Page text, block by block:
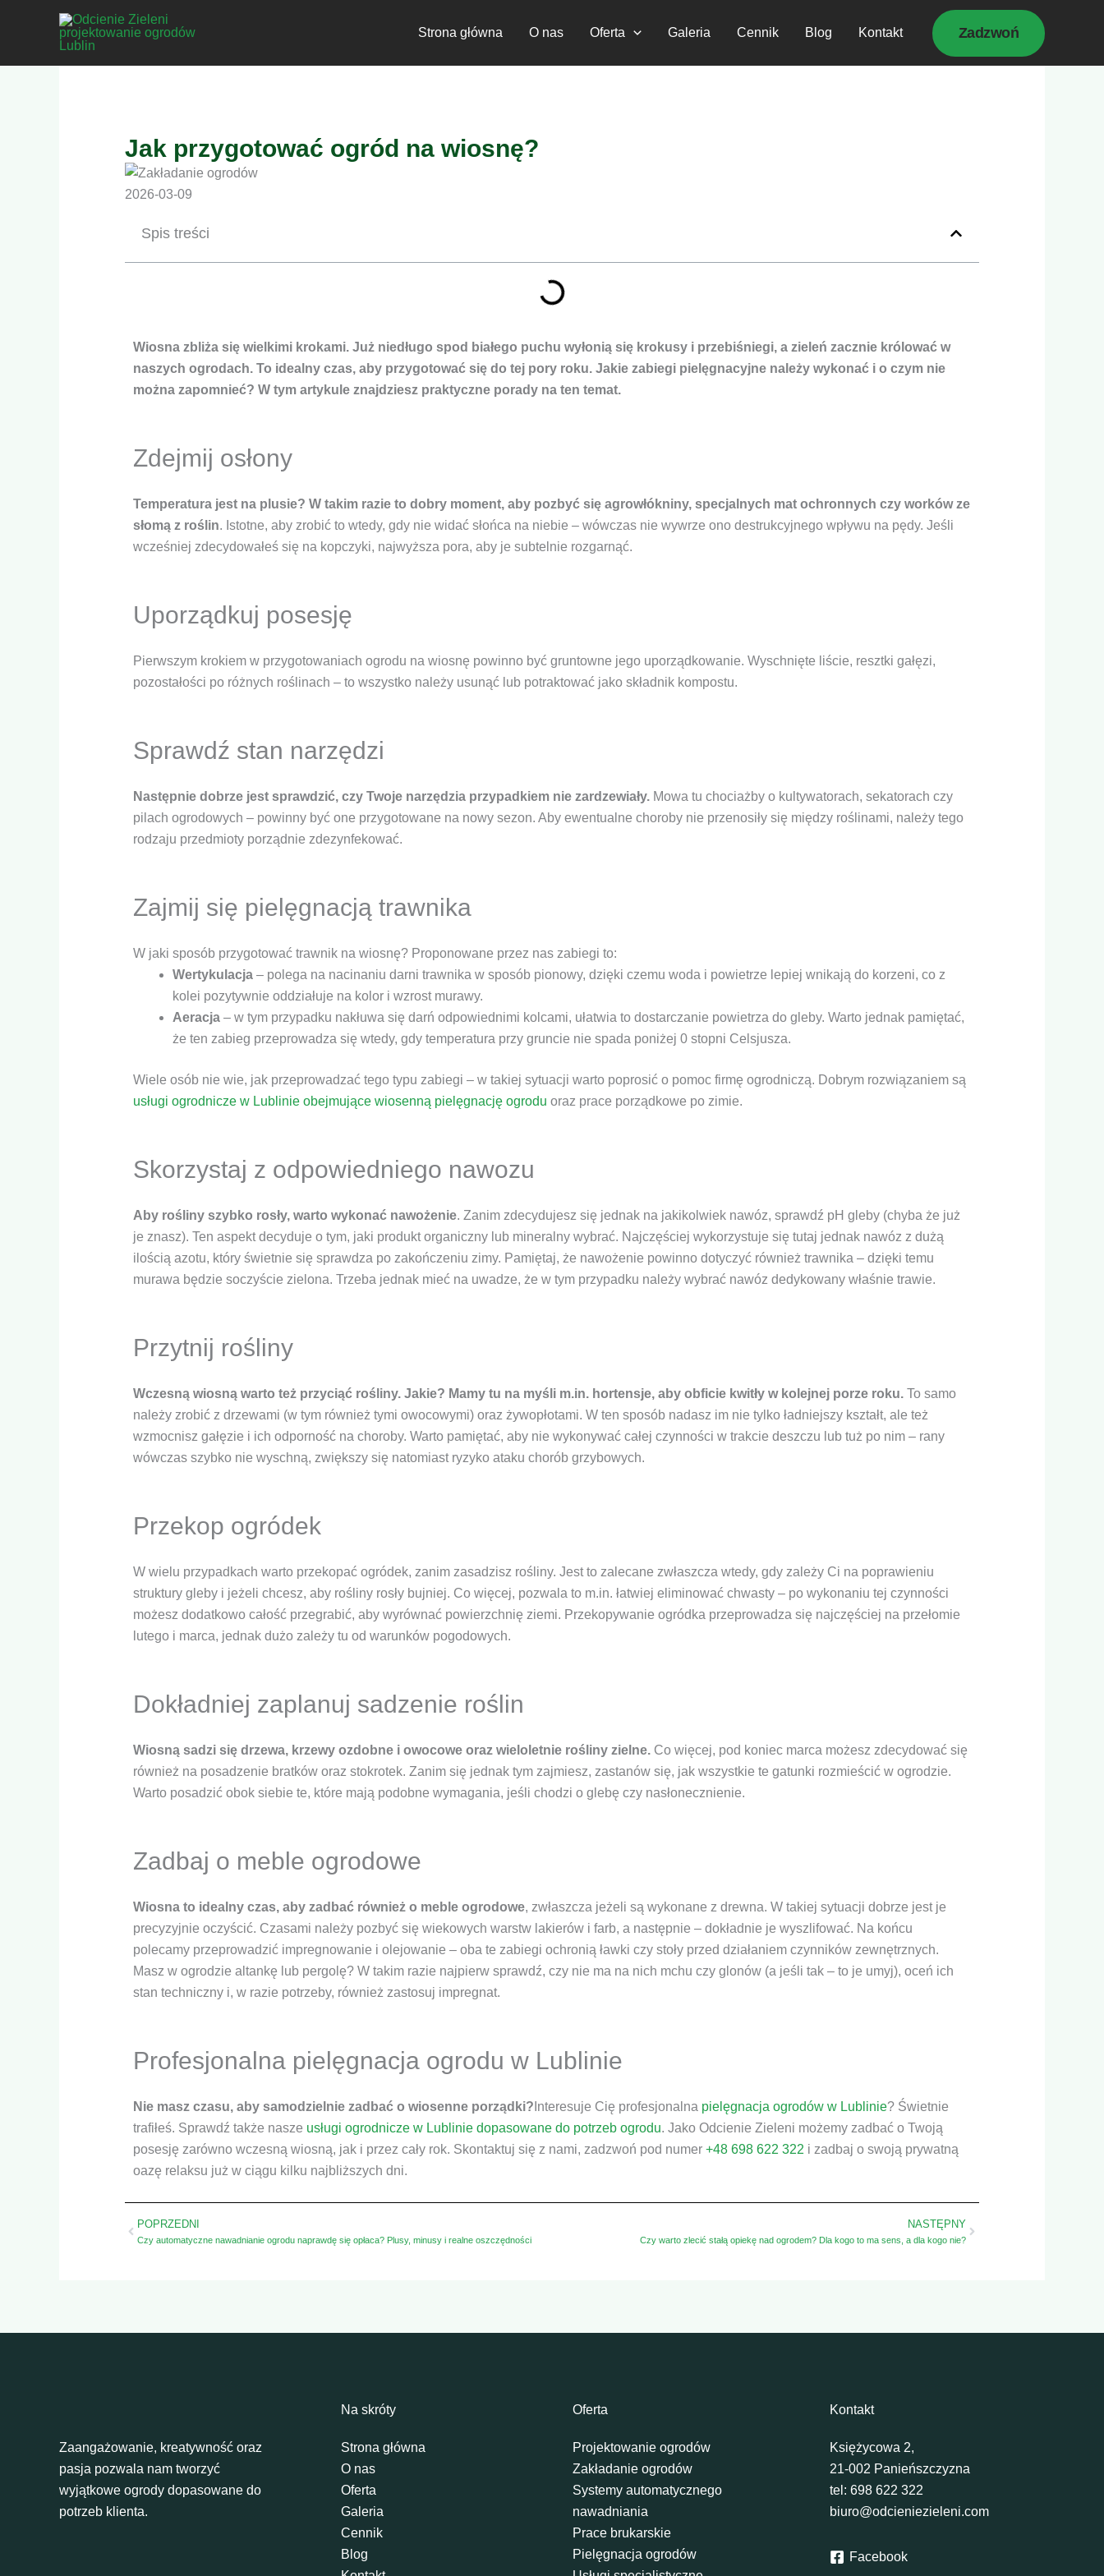
Strona główna O nas Oferta Galeria Cennik Blog Kontakt Zadzwoń
Jak przygotować ogród na wiosnę?
2026-03-09
Spis treści
Wiosna zbliża się wielkimi krokami. Już niedługo spod białego puchu wyłonią się krokusy i przebiśniegi, a zieleń zacznie królować w
naszych ogrodach. To idealny czas, aby przygotować się do tej pory roku. Jakie zabiegi pielęgnacyjne należy wykonać i o czym nie
można zapomnieć? W tym artykule znajdziesz praktyczne porady na ten temat.
Zdejmij osłony
Temperatura jest na plusie? W takim razie to dobry moment, aby pozbyć się agrowłókniny, specjalnych mat ochronnych czy worków ze
słomą z roślin. Istotne, aby zrobić to wtedy, gdy nie widać słońca na niebie – wówczas nie wywrze ono destrukcyjnego wpływu na pędy. Jeśli
wcześniej zdecydowałeś się na kopczyki, najwyższa pora, aby je subtelnie rozgarnąć.
Uporządkuj posesję
Pierwszym krokiem w przygotowaniach ogrodu na wiosnę powinno być gruntowne jego uporządkowanie. Wyschnięte liście, resztki gałęzi,
pozostałości po różnych roślinach – to wszystko należy usunąć lub potraktować jako składnik kompostu.
Sprawdź stan narzędzi
Następnie dobrze jest sprawdzić, czy Twoje narzędzia przypadkiem nie zardzewiały. Mowa tu chociażby o kultywatorach, sekatorach czy
pilach ogrodowych – powinny być one przygotowane na nowy sezon. Aby ewentualne choroby nie przenosiły się między roślinami, należy tego
rodzaju przedmioty porządnie zdezynfekować.
Zajmij się pielęgnacją trawnika
W jaki sposób przygotować trawnik na wiosnę? Proponowane przez nas zabiegi to:
Wertykulacja – polega na nacinaniu darni trawnika w sposób pionowy, dzięki czemu woda i powietrze lepiej wnikają do korzeni, co z
kolei pozytywnie oddziałuje na kolor i wzrost murawy.
Aeracja – w tym przypadku nakłuwa się darń odpowiednimi kolcami, ułatwia to dostarczanie powietrza do gleby. Warto jednak pamiętać,
że ten zabieg przeprowadza się wtedy, gdy temperatura przy gruncie nie spada poniżej 0 stopni Celsjusza.
Wiele osób nie wie, jak przeprowadzać tego typu zabiegi – w takiej sytuacji warto poprosić o pomoc firmę ogrodniczą. Dobrym rozwiązaniem są
usługi ogrodnicze w Lublinie obejmujące wiosenną pielęgnację ogrodu oraz prace porządkowe po zimie.
Skorzystaj z odpowiedniego nawozu
Aby rośliny szybko rosły, warto wykonać nawożenie. Zanim zdecydujesz się jednak na jakikolwiek nawóz, sprawdź pH gleby (chyba że już
je znasz). Ten aspekt decyduje o tym, jaki produkt organiczny lub mineralny wybrać. Najczęściej wykorzystuje się tutaj jednak nawóz z dużą
ilością azotu, który świetnie się sprawdza po zakończeniu zimy. Pamiętaj, że nawożenie powinno dotyczyć również trawnika – dzięki temu
murawa będzie soczyście zielona. Trzeba jednak mieć na uwadze, że w tym przypadku należy wybrać nawóz dedykowany właśnie trawie.
Przytnij rośliny
Wczesną wiosną warto też przyciąć rośliny. Jakie? Mamy tu na myśli m.in. hortensje, aby obficie kwitły w kolejnej porze roku. To samo
należy zrobić z drzewami (w tym również tymi owocowymi) oraz żywopłotami. W ten sposób nadasz im nie tylko ładniejszy kształt, ale też
wzmocnisz gałęzie i ich odporność na choroby. Warto pamiętać, aby nie wykonywać całej czynności w trakcie deszczu lub tuż po nim – rany
wówczas szybko nie wyschną, zwiększy się natomiast ryzyko ataku chorób grzybowych.
Przekop ogródek
W wielu przypadkach warto przekopać ogródek, zanim zasadzisz rośliny. Jest to zalecane zwłaszcza wtedy, gdy zależy Ci na poprawieniu
struktury gleby i jeżeli chcesz, aby rośliny rosły bujniej. Co więcej, pozwala to m.in. łatwiej eliminować chwasty – po wykonaniu tej czynności
możesz dodatkowo całość przegrabić, aby wyrównać powierzchnię ziemi. Przekopywanie ogródka przeprowadza się najczęściej na przełomie
lutego i marca, jednak dużo zależy tu od warunków pogodowych.
Dokładniej zaplanuj sadzenie roślin
Wiosną sadzi się drzewa, krzewy ozdobne i owocowe oraz wieloletnie rośliny zielne. Co więcej, pod koniec marca możesz zdecydować się
również na posadzenie bratków oraz stokrotek. Zanim się jednak tym zajmiesz, zastanów się, jak wszystkie te gatunki rozmieścić w ogrodzie.
Warto posadzić obok siebie te, które mają podobne wymagania, jeśli chodzi o glebę czy nasłonecznienie.
Zadbaj o meble ogrodowe
Wiosna to idealny czas, aby zadbać również o meble ogrodowe, zwłaszcza jeżeli są wykonane z drewna. W takiej sytuacji dobrze jest je
precyzyjnie oczyścić. Czasami należy pozbyć się wiekowych warstw lakierów i farb, a następnie – dokładnie je wyszlifować. Na końcu
polecamy przeprowadzić impregnowanie i olejowanie – oba te zabiegi ochronią ławki czy stoły przed działaniem czynników zewnętrznych.
Masz w ogrodzie altankę lub pergolę? W takim razie najpierw sprawdź, czy nie ma na nich mchu czy glonów (a jeśli tak – to je umyj), oceń ich
stan techniczny i, w razie potrzeby, również zastosuj impregnat.
Profesjonalna pielęgnacja ogrodu w Lublinie
Nie masz czasu, aby samodzielnie zadbać o wiosenne porządki? Interesuje Cię profesjonalna pielęgnacja ogrodów w Lublinie? Świetnie
trafiłeś. Sprawdź także nasze usługi ogrodnicze w Lublinie dopasowane do potrzeb ogrodu. Jako Odcienie Zieleni możemy zadbać o Twoją
posesję zarówno wczesną wiosną, jak i przez cały rok. Skontaktuj się z nami, zadzwoń pod numer +48 698 622 322 i zadbaj o swoją prywatną
oazę relaksu już w ciągu kilku najbliższych dni.
PrevPOPRZEDNI
Czy automatyczne nawadnianie ogrodu naprawdę się opłaca? Plusy, minusy i realne oszczędności
NASTĘPNY
Czy warto zlecić stałą opiekę nad ogrodem? Dla kogo to ma sens, a dla kogo nie?
Next
Zaangażowanie, kreatywność oraz
pasja pozwala nam tworzyć
wyjątkowe ogrody dopasowane do
potrzeb klienta.
Na skróty
Strona główna
O nas
Oferta
Galeria
Cennik
Blog
Oferta
Projektowanie ogrodów
Zakładanie ogrodów
Systemy automatycznego
nawadniania
Prace brukarskie
Pielęgnacja ogrodów
Kontakt
Księżycowa 2,
21-002 Panieńszczyzna
tel: 698 622 322
biuro@odcieniezieleni.com
Facebook